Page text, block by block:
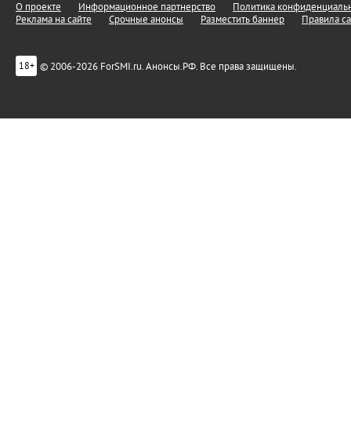
О проекте Информационное партнерство
Политика
Реклама на сайте
Срочные анонсы Разместить баннер Правила
18+ © 2006-2026 ForSMI.ru. Анонсы.РФ. Все права защищены.